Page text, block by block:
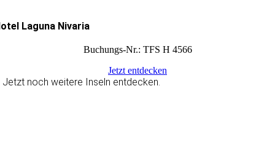
Laguna Nivaria
Buchungs-Nr.: TFS H 4566
Jetzt entdecken
Jetzt noch weitere Inseln entdecken.